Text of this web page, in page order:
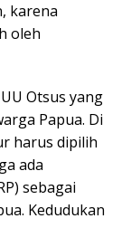
karena
oleh
Otsus yang
Papua. Di
harus dipilih
ada
sebagai
Kedudukan